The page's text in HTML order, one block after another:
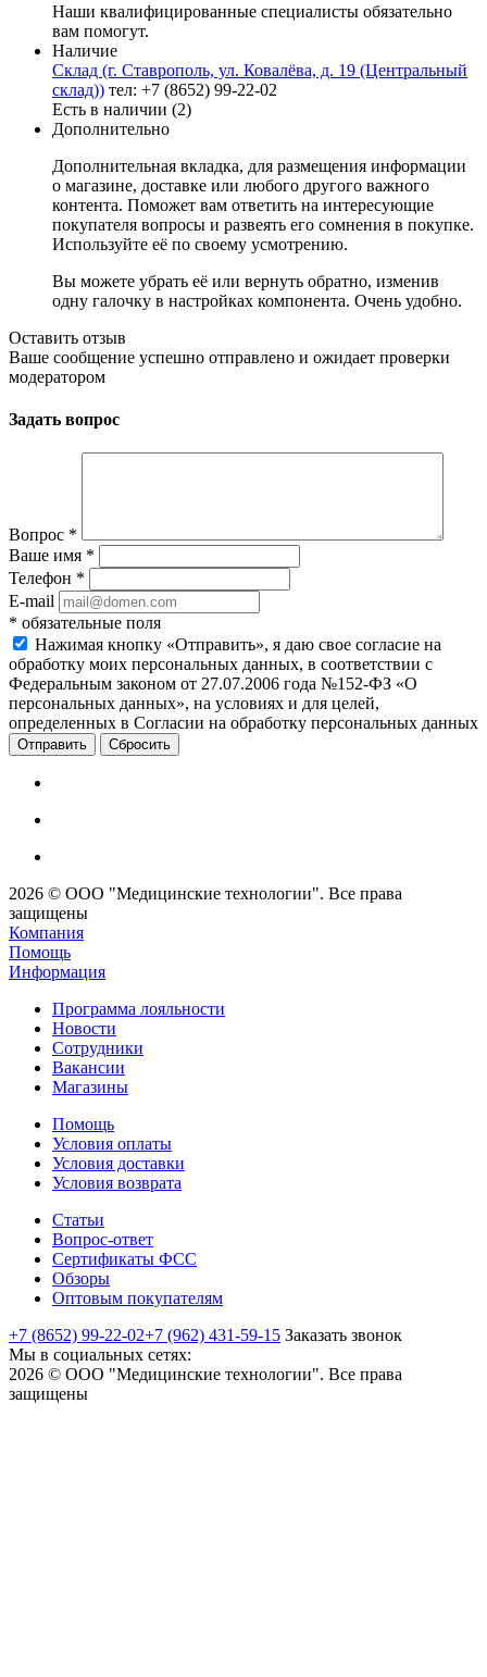
Наши квалифицированные специалисты обязательно
вам помогут.
Наличие
Склад (г. Ставрополь, ул. Ковалёва, д. 19 (Центральный
склад)) тел: +7 (8652) 99-22-02
Есть в наличии (2)
Дополнительно
Дополнительная вкладка, для размещения информации
о магазине, доставке или любого другого важного
контента. Поможет вам ответить на интересующие
покупателя вопросы и развеять его сомнения в покупке.
Используйте её по своему усмотрению.
Вы можете убрать её или вернуть обратно, изменив
одну галочку в настройках компонента. Очень удобно.
Оставить отзыв
Ваше сообщение успешно отправлено и ожидает проверки
модератором
Задать вопрос
Вопрос *
Ваше имя *
Телефон *
E-mail
* обязательные поля
Нажимая кнопку «Отправить», я даю свое согласие на
обработку моих персональных данных, в соответствии с
Федеральным законом от 27.07.2006 года №152-ФЗ «О
персональных данных», на условиях и для целей,
определенных в Согласии на обработку персональных данных
Сбросить
2026 © ООО "Медицинские технологии". Все права
защищены
Компания
Помощь
Информация
Программа лояльности
Новости
Сотрудники
Вакансии
Магазины
Помощь
Условия оплаты
Условия доставки
Условия возврата
Статьи
Вопрос-ответ
Сертификаты ФСС
Обзоры
Оптовым покупателям
+7 (8652) 99-22-02+7 (962) 431-59-15 Заказать звонок
Мы в социальных сетях:
2026 © ООО "Медицинские технологии". Все права
защищены